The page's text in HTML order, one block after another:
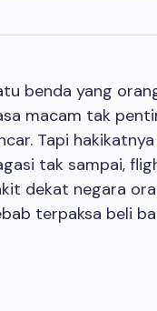
benda yang
macam tak
Tapi
tak sampai,
dekat negara
terpaksa beli